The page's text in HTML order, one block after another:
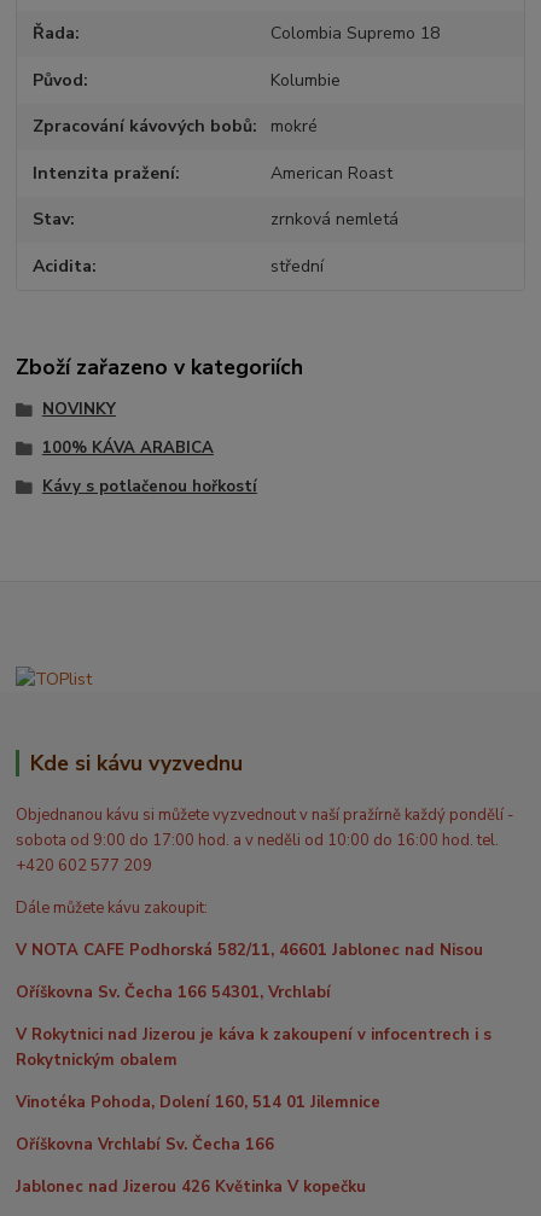
Řada Colombia Supremo 18
Původ Kolumbie
Zpracování kávových bobů mokré
Intenzita pražení American Roast
Stav zrnková nemletá
Acidita střední
Zboží zařazeno v kategoriích
NOVINKY
100% KÁVA ARABICA
Kávy s potlačenou hořkostí
Kde si kávu vyzvednu
Objednanou kávu si můžete vyzvednout v naší pražírně každý pondělí -
sobota od 9:00 do 17:00 hod. a v neděli od 10:00 do 16:00 hod. tel.
+420 602 577 209
Dále můžete kávu zakoupit:
V NOTA CAFE Podhorská 582/11, 46601 Jablonec nad Nisou
Oříškovna Sv. Čecha 166 54301, Vrchlabí
V Rokytnici nad Jizerou je káva k zakoupení v infocentrech i s
Rokytnickým obalem
Vinotéka Pohoda, Dolení 160, 514 01 Jilemnice
Oříškovna Vrchlabí Sv. Čecha 166
Jablonec nad Jizerou 426 Květinka V kopečku